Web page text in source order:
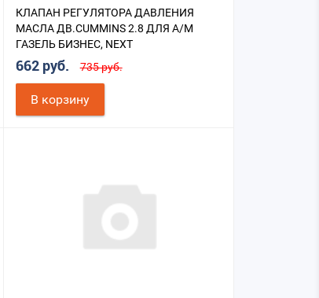
КЛАПАН РЕГУЛЯТОРА ДАВЛЕНИЯ
МАСЛА ДВ.CUMMINS 2.8 ДЛЯ А/М
ГАЗЕЛЬ БИЗНЕС, NEXT
662 руб. 735 руб.
В корзину